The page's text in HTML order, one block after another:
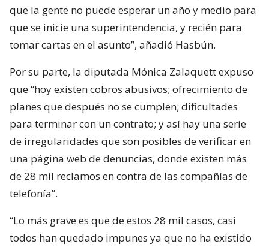
que la gente no puede esperar un año y medio para
que se inicie una superintendencia, y recién para
tomar cartas en el asunto”, añadió Hasbún.
Por su parte, la diputada Mónica Zalaquett expuso
que “hoy existen cobros abusivos; ofrecimiento de
planes que después no se cumplen; dificultades
para terminar con un contrato; y así hay una serie
de irregularidades que son posibles de verificar en
una página web de denuncias, donde existen más
de 28 mil reclamos en contra de las compañías de
telefonía”.
“Lo más grave es que de estos 28 mil casos, casi
todos han quedado impunes ya que no ha existido